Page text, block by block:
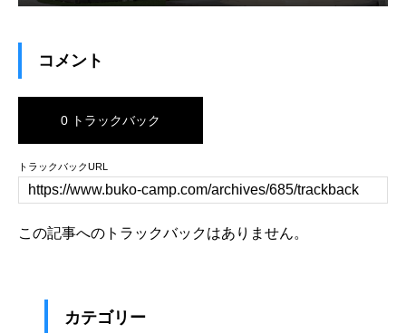
コメント
0 トラックバック
トラックバックURL
この記事へのトラックバックはありません。
カテゴリー